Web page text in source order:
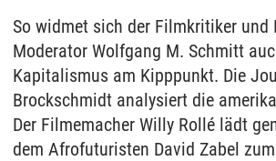
So widmet sich der Filmkritiker und
Moderator Wolfgang M. Schmitt
Kapitalismus am Kipppunkt. Die
Brockschmidt analysiert die
Der Filmemacher Willy Rollé lädt
dem Afrofuturisten David Zabel